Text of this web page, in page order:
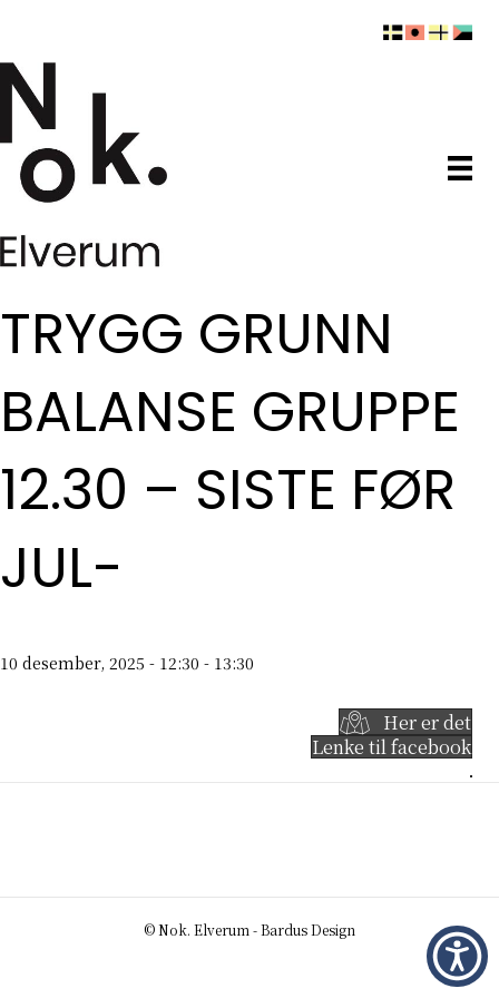
TRYGG GRUNN
BALANSE GRUPPE
12.30 – SISTE FØR
JUL-
10 desember, 2025 - 12:30 - 13:30
Her er det
Lenke til facebook
© Nok. Elverum - Bardus Design